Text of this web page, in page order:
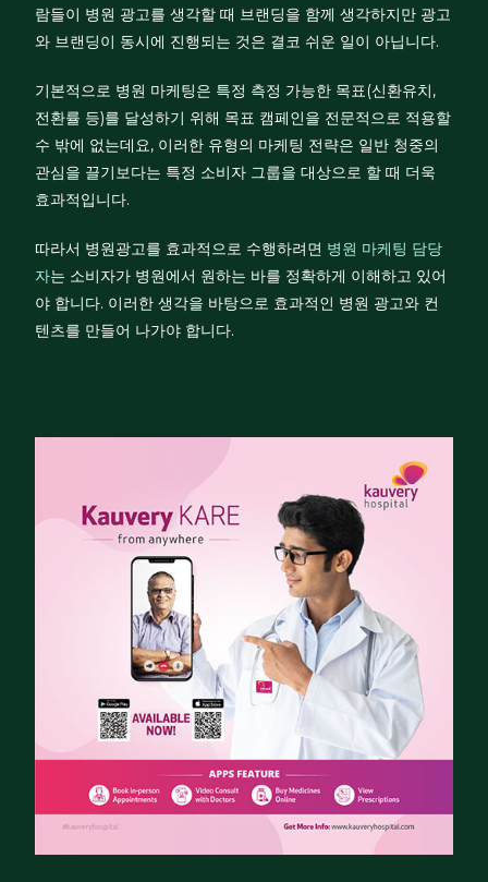
람들이 병원 광고를 생각할 때 브랜딩을 함께 생각하지만 광고
와 브랜딩이 동시에 진행되는 것은 결코 쉬운 일이 아닙니다.
기본적으로 병원 마케팅은 특정 측정 가능한 목표(신환유치,
전환률 등)를 달성하기 위해 목표 캠페인을 전문적으로 적용할
수 밖에 없는데요, 이러한 유형의 마케팅 전략은 일반 청중의
관심을 끌기보다는 특정 소비자 그룹을 대상으로 할 때 더욱
효과적입니다.
따라서 병원광고를 효과적으로 수행하려면 병원 마케팅 담당
자는 소비자가 병원에서 원하는 바를 정확하게 이해하고 있어
야 합니다. 이러한 생각을 바탕으로 효과적인 병원 광고와 컨
텐츠를 만들어 나가야 합니다.